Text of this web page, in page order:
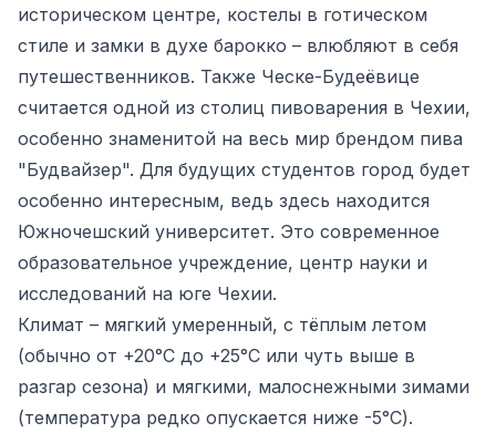
историческом центре, костелы в готическом
стиле и замки в духе барокко – влюбляют в себя
путешественников. Также Ческе-Будеёвице
считается одной из столиц пивоварения в Чехии,
особенно знаменитой на весь мир брендом пива
"Будвайзер". Для будущих студентов город будет
особенно интересным, ведь здесь находится
Южночешский университет. Это современное
образовательное учреждение, центр науки и
исследований на юге Чехии.
Климат – мягкий умеренный, с тёплым летом
(обычно от +20°C до +25°C или чуть выше в
разгар сезона) и мягкими, малоснежными зимами
(температура редко опускается ниже -5°C).